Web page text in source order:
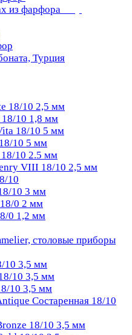
из фарфора
Турция
18/10 2,5 мм
18/10 1,8 мм
18/10 5 мм
10 5 мм
10 2.5 мм
VIII 18/10 2,5 мм
10
10 3 мм
0 2 мм
0 1,2 мм
столовые приборы
10 3,5 мм
10 3,5 мм
10 3,5 мм
Состаренная 18/10
18/10 3,5 мм